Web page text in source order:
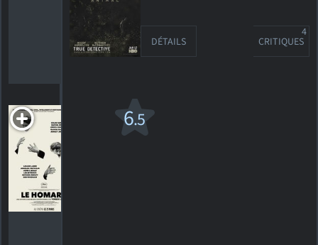
Meilleur
acteur - film
musical ou
comédie
6.5
Homard
DÉTAILS CRITIQUES
4